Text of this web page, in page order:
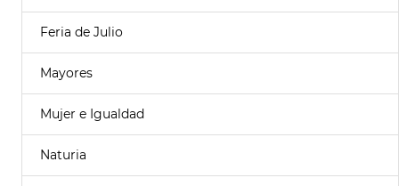
Feria de Julio
Mayores
Mujer e Igualdad
Naturia